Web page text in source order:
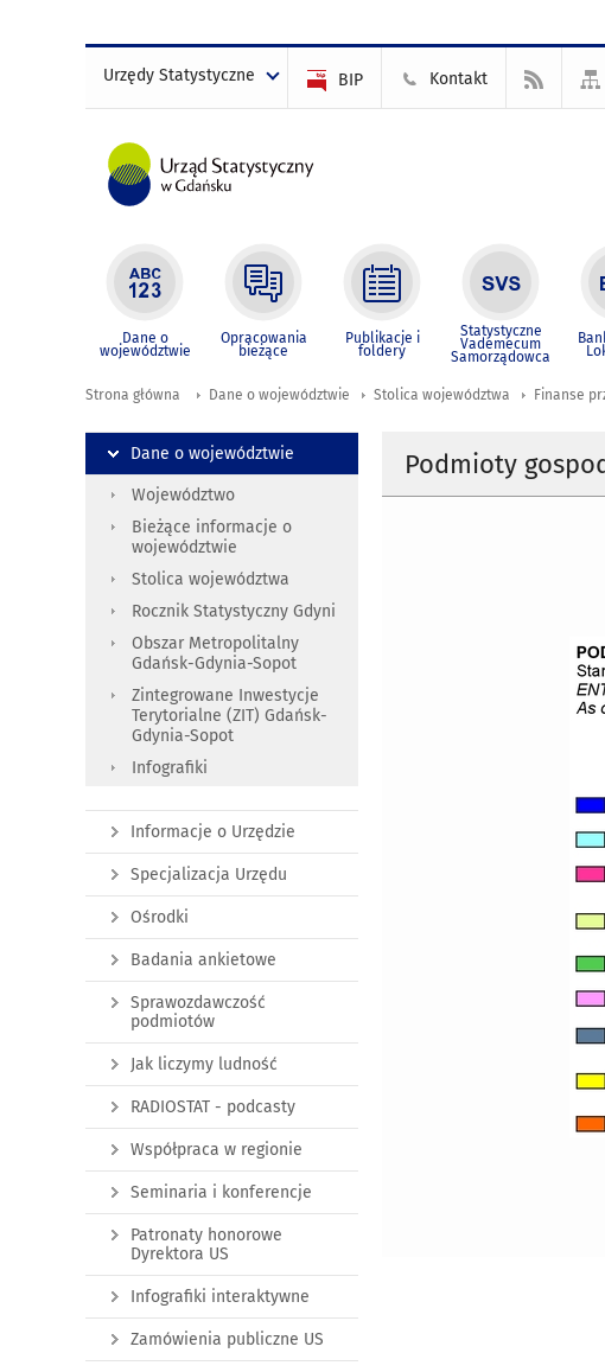
Urzędy Statystyczne BIP Kontakt
Dane o
województwie
Opracowania
bieżące
Publikacje i
foldery
Statystyczne
Vademecum
Samorządowca
Strona główna Dane o województwie Stolica województwa Finanse
Podmioty
Dane o województwie
Województwo
Bieżące informacje o
województwie
Stolica województwa
Rocznik Statystyczny Gdyni
Obszar Metropolitalny
Gdańsk-Gdynia-Sopot
Zintegrowane Inwestycje
Terytorialne (ZIT) Gdańsk-
Gdynia-Sopot
Infografiki
Informacje o Urzędzie
Specjalizacja Urzędu
Ośrodki
Badania ankietowe
Sprawozdawczość
podmiotów
Jak liczymy ludność
RADIOSTAT - podcasty
Współpraca w regionie
Seminaria i konferencje
Patronaty honorowe
Dyrektora US
Infografiki interaktywne
Zamówienia publiczne US